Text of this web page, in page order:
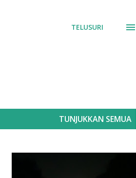
TELUSURI
TUNJUKKAN SEMUA